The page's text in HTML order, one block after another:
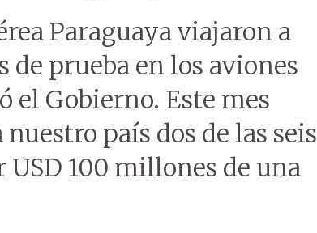
Paraguaya viajaron a
prueba en los aviones
el Gobierno. Este mes
país dos de las seis
100 millones de una